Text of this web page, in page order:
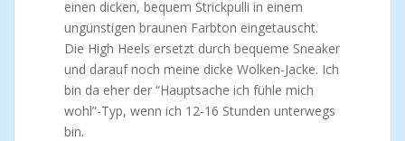
einen dicken, bequem Strickpulli in einem
ungünstigen braunen Farbton eingetauscht.
Die High Heels ersetzt durch bequeme Sneaker
und darauf noch meine dicke Wolken-Jacke. Ich
bin da eher der “Hauptsache ich fühle mich
wohl”-Typ, wenn ich 12-16 Stunden unterwegs
bin.